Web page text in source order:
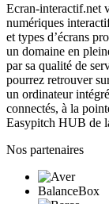
Ecran-interactif.net
numériques
et types d’écrans
un domaine en
par sa qualité de
pourrez retrouver
un ordinateur
connectés, à la
Easypitch HUB de
Nos partenaires
BalanceBox